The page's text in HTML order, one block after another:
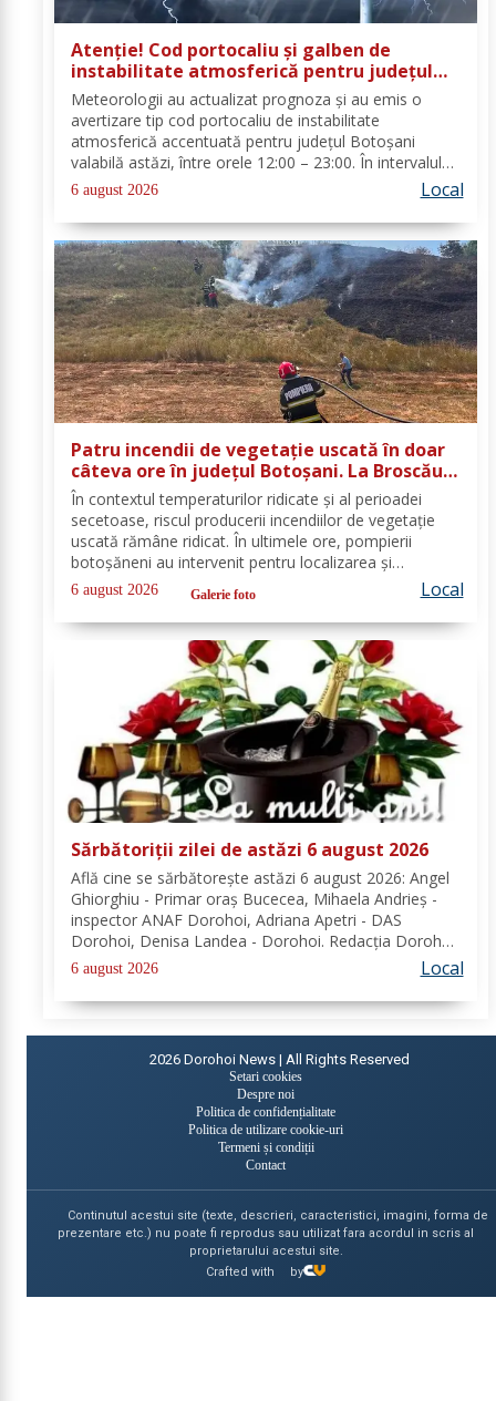
Atenție! Cod portocaliu și galben de
instabilitate atmosferică pentru județul
Botoșani
Meteorologii au actualizat prognoza și au emis o
avertizare tip cod portocaliu de instabilitate
atmosferică accentuată pentru județul Botoșani
valabilă astăzi, între orele 12:00 – 23:00. În intervalul
menționat vor fi perioade cu instabilitate atmosferică
accentuată ce se va manifesta prin...
6 august 2026 Local
Patru incendii de vegetație uscată în doar
câteva ore în județul Botoșani. La Broscăuți
a ars un hectar de vegetație
În contextul temperaturilor ridicate și al perioadei
secetoase, riscul producerii incendiilor de vegetație
uscată rămâne ridicat. În ultimele ore, pompierii
botoșăneni au intervenit pentru localizarea și
lichidarea a patru incendii de vegetație uscată,
produse în următoarele localități: Broscăuți –...
6 august 2026 Galerie foto Local
Sărbătoriții zilei de astăzi 6 august 2026
Află cine se sărbătoreşte astăzi 6 august 2026: Angel
Ghiorghiu - Primar oraș Bucecea, Mihaela Andrieș -
inspector ANAF Dorohoi, Adriana Apetri - DAS
Dorohoi, Denisa Landea - Dorohoi. Redacția Dorohoi
News urează tuturor La mulți ani! Completează lista
sărbătoriților din Dorohoi, la...
6 august 2026 Local
2026 Dorohoi News | All Rights Reserved
Setari cookies
Despre noi
Politica de confidențialitate
Politica de utilizare cookie-uri
Termeni și condiții
Contact
Continutul acestui site (texte, descrieri, caracteristici, imagini, forma de
prezentare etc.) nu poate fi reprodus sau utilizat fara acordul in scris al
proprietarului acestui site.
Crafted with
by